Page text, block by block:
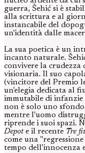
guerra, Šehić si è
alla scrittura e al
instancabile del
un'identità dalle
La sua poetica è un
incanto naturale.
convivere la
visionaria. Il suo
(vincitore del Premio
un'elegia dedicata al
immutabile di infanzie
non è solo uno
mentre l'uomo
riprende i suoi spazi.
Depote il recente Tre
come una
tempo dell'innocenza